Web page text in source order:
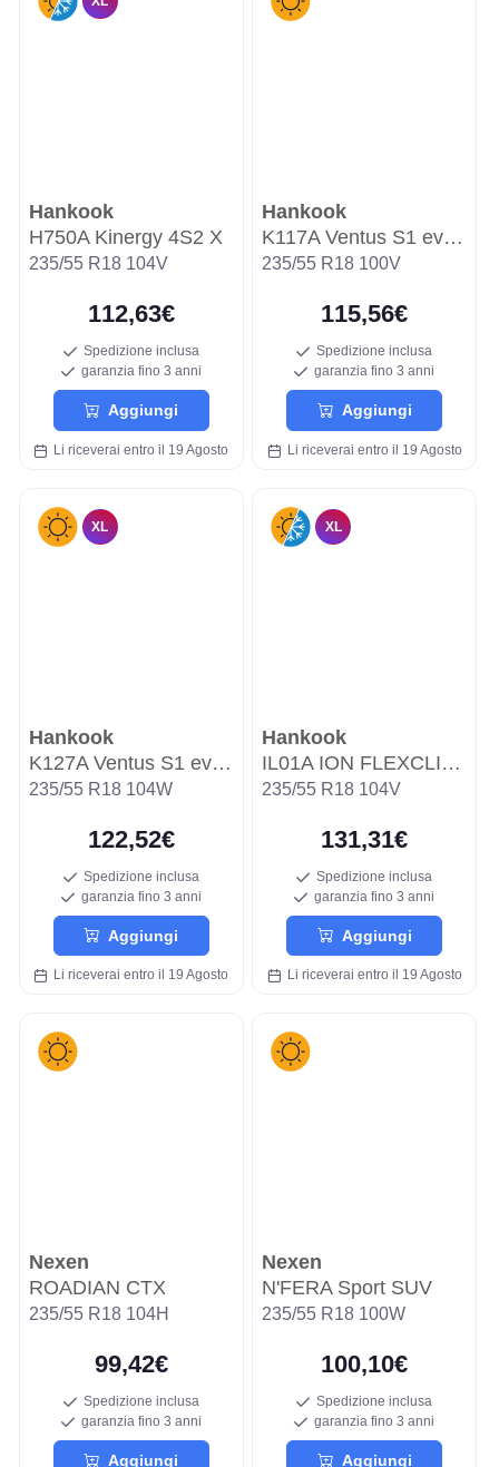
Hankook
H750A Kinergy 4S2 X
235/55 R18 104V
112,63€
Spedizione inclusa
garanzia fino 3 anni
Aggiungi
Li riceverai entro il 19 Agosto
Hankook
K117A Ventus S1 evo2 SUV
235/55 R18 100V
115,56€
Spedizione inclusa
garanzia fino 3 anni
Aggiungi
Li riceverai entro il 19 Agosto
XL
Hankook
K127A Ventus S1 evo3 SUV
235/55 R18 104W
122,52€
Spedizione inclusa
garanzia fino 3 anni
Aggiungi
Li riceverai entro il 19 Agosto
XL
Hankook
IL01A ION FLEXCLIMATE SUV
235/55 R18 104V
131,31€
Spedizione inclusa
garanzia fino 3 anni
Aggiungi
Li riceverai entro il 19 Agosto
Nexen
ROADIAN CTX
235/55 R18 104H
99,42€
Spedizione inclusa
garanzia fino 3 anni
Aggiungi
Nexen
N'FERA Sport SUV
235/55 R18 100W
100,10€
Spedizione inclusa
garanzia fino 3 anni
Aggiungi